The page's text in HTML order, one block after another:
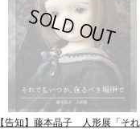
【告知】藤本晶子 人形展「そ